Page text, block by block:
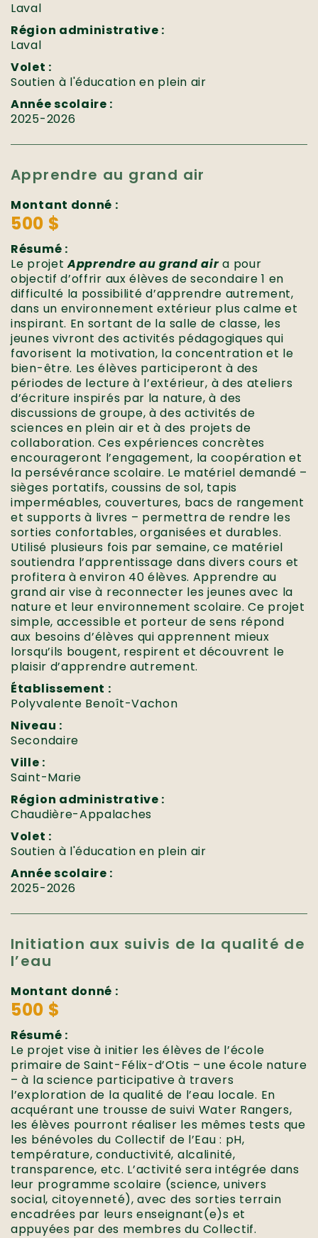
Laval
Région administrative :
Laval
Volet :
Soutien à l'éducation en plein air
Année scolaire :
2025-2026
Apprendre au grand air
Montant donné :
500 $
Résumé :
Le projetApprendre au grand aira pour
objectif d’offrir aux élèves de secondaire 1 en
difficulté la possibilité d’apprendre autrement,
dans un environnement extérieur plus calme et
inspirant. En sortant de la salle de classe, les
jeunes vivront des activités pédagogiques qui
favorisent la motivation, la concentration et le
bien-être. Les élèves participeront à des
périodes de lecture à l’extérieur, à des ateliers
d’écriture inspirés par la nature, à des
discussions de groupe, à des activités de
sciences en plein air et à des projets de
collaboration. Ces expériences concrètes
encourageront l’engagement, la coopération et
la persévérance scolaire. Le matériel demandé –
sièges portatifs, coussins de sol, tapis
imperméables, couvertures, bacs de rangement
et supports à livres – permettra de rendre les
sorties confortables, organisées et durables.
Utilisé plusieurs fois par semaine, ce matériel
soutiendra l’apprentissage dans divers cours et
profitera à environ 40 élèves. Apprendre au
grand air vise à reconnecter les jeunes avec la
nature et leur environnement scolaire. Ce projet
simple, accessible et porteur de sens répond
aux besoins d’élèves qui apprennent mieux
lorsqu’ils bougent, respirent et découvrent le
plaisir d’apprendre autrement.
Établissement :
Polyvalente Benoît-Vachon
Niveau :
Secondaire
Ville :
Saint-Marie
Région administrative :
Chaudière-Appalaches
Volet :
Soutien à l'éducation en plein air
Année scolaire :
2025-2026
Initiation aux suivis de la qualité de
l’eau
Montant donné :
500 $
Résumé :
Le projet vise à initier les élèves de l’école
primaire de Saint-Félix-d’Otis – une école nature
– à la science participative à travers
l’exploration de la qualité de l’eau locale. En
acquérant une trousse de suivi Water Rangers,
les élèves pourront réaliser les mêmes tests que
les bénévoles du Collectif de l’Eau : pH,
température, conductivité, alcalinité,
transparence, etc. L’activité sera intégrée dans
leur programme scolaire (science, univers
social, citoyenneté), avec des sorties terrain
encadrées par leurs enseignant(e)s et
appuyées par des membres du Collectif.